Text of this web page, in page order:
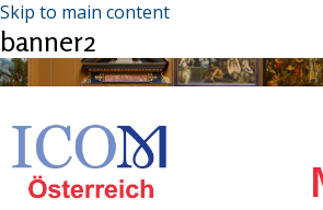
Skip to main content
banner2